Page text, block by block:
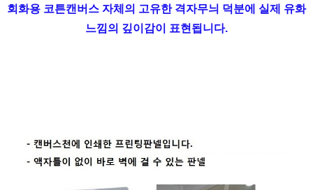
회화용 코튼캔버스 자체의 고유한 격자무늬 덕분에 실제 유화
느낌의 깊이감이 표현됩니다.